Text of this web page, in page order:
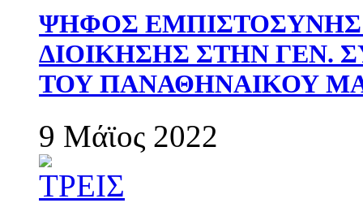
ΨΗΦΟΣ
ΔΙΟΙΚΗΣΗΣ ΣΤΗΝ ΓΕΝ.
ΤΟΥ ΠΑΝΑΘΗΝΑΙΚΟΥ
9 Μάϊος 2022